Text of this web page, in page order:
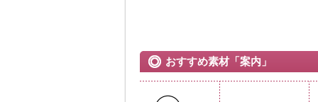
おすすめ素材「案内」